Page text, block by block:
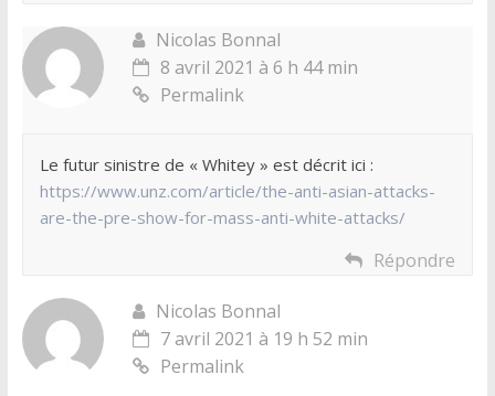
Nicolas Bonnal
8 avril 2021 à 6 h 44 min
Permalink
Le futur sinistre de « Whitey » est décrit ici :
https://www.unz.com/article/the-anti-asian-attacks-
are-the-pre-show-for-mass-anti-white-attacks/
Répondre
Nicolas Bonnal
7 avril 2021 à 19 h 52 min
Permalink